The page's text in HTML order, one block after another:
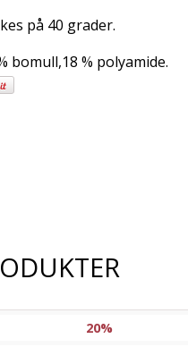
på 40 grader.
bomull,18 % polyamide.
20%